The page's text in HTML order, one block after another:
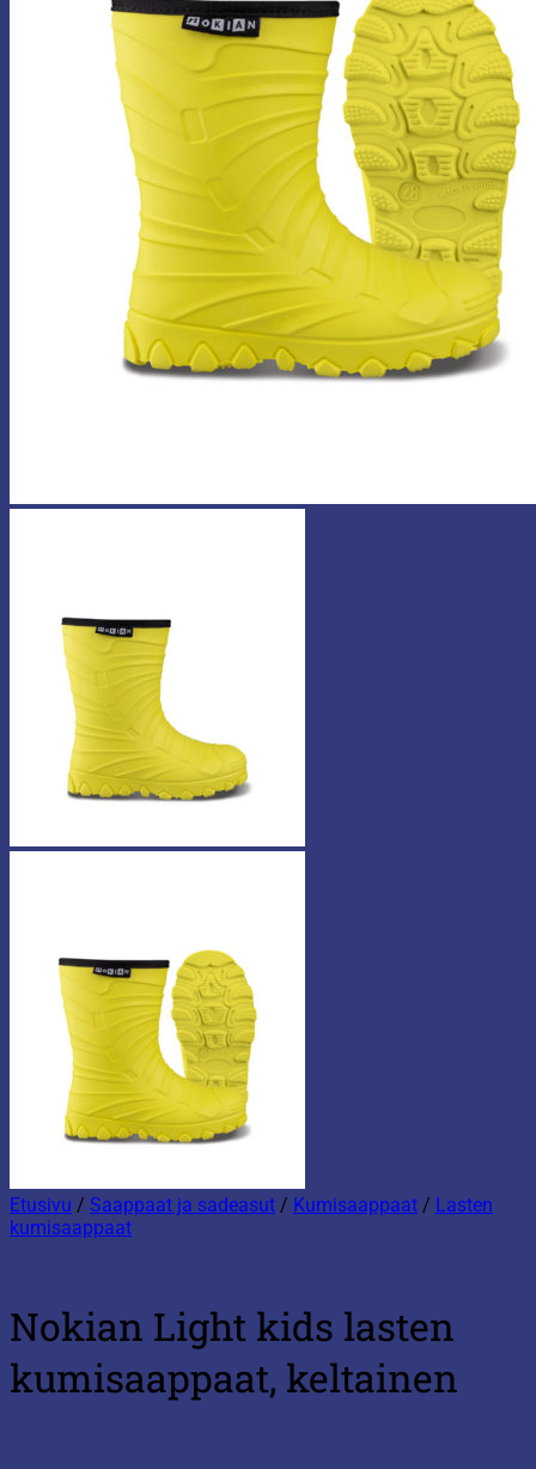
Etusivu / Saappaat ja sadeasut / Kumisaappaat / Lasten
kumisaappaat
Nokian Light kids lasten
kumisaappaat, keltainen